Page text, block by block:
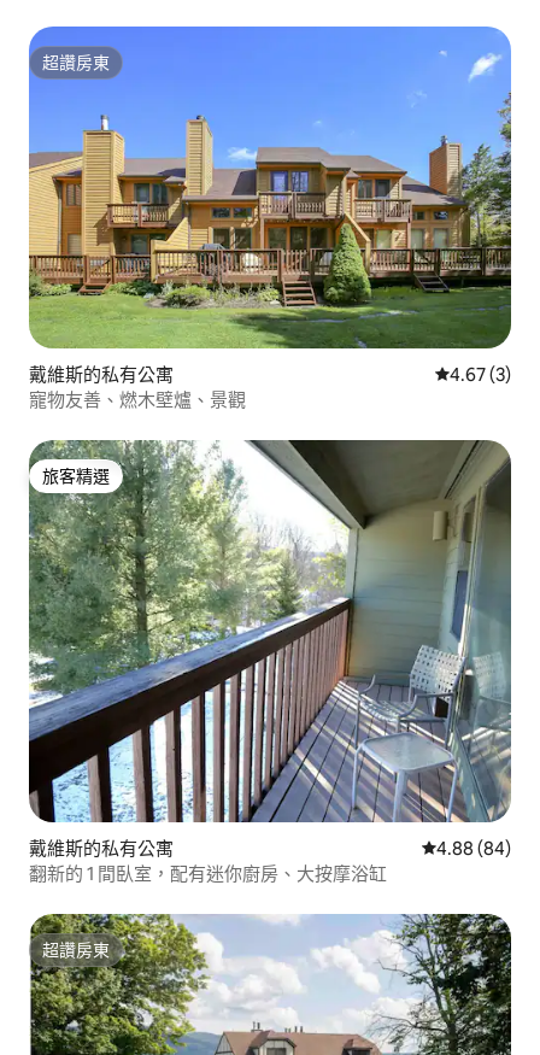
超讚房東
超讚房東
戴維斯的私有公寓 從 3 則評價
4.67 (3)
寵物友善、燃木壁爐、景觀
旅客精選
旅客精選
戴維斯的私有公寓 從 84 則評價
4.88 (84)
翻新的 1 間臥室，配有迷你廚房、大按摩浴缸
超讚房東
超讚房東